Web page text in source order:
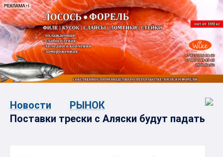
Новости
РЫНОК
Поставки трески с Аляски будут падать